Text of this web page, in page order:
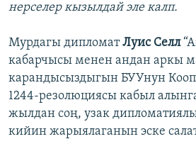
нерселер кызылдай эле калп.
Мурдагы дипломатЛуис Селл
кабарчысы менен андан аркы
карандысыздыгын БУУнун
1244-резолюциясы кабыл
жылдан соң, узак
кийин жарыялаганын эске